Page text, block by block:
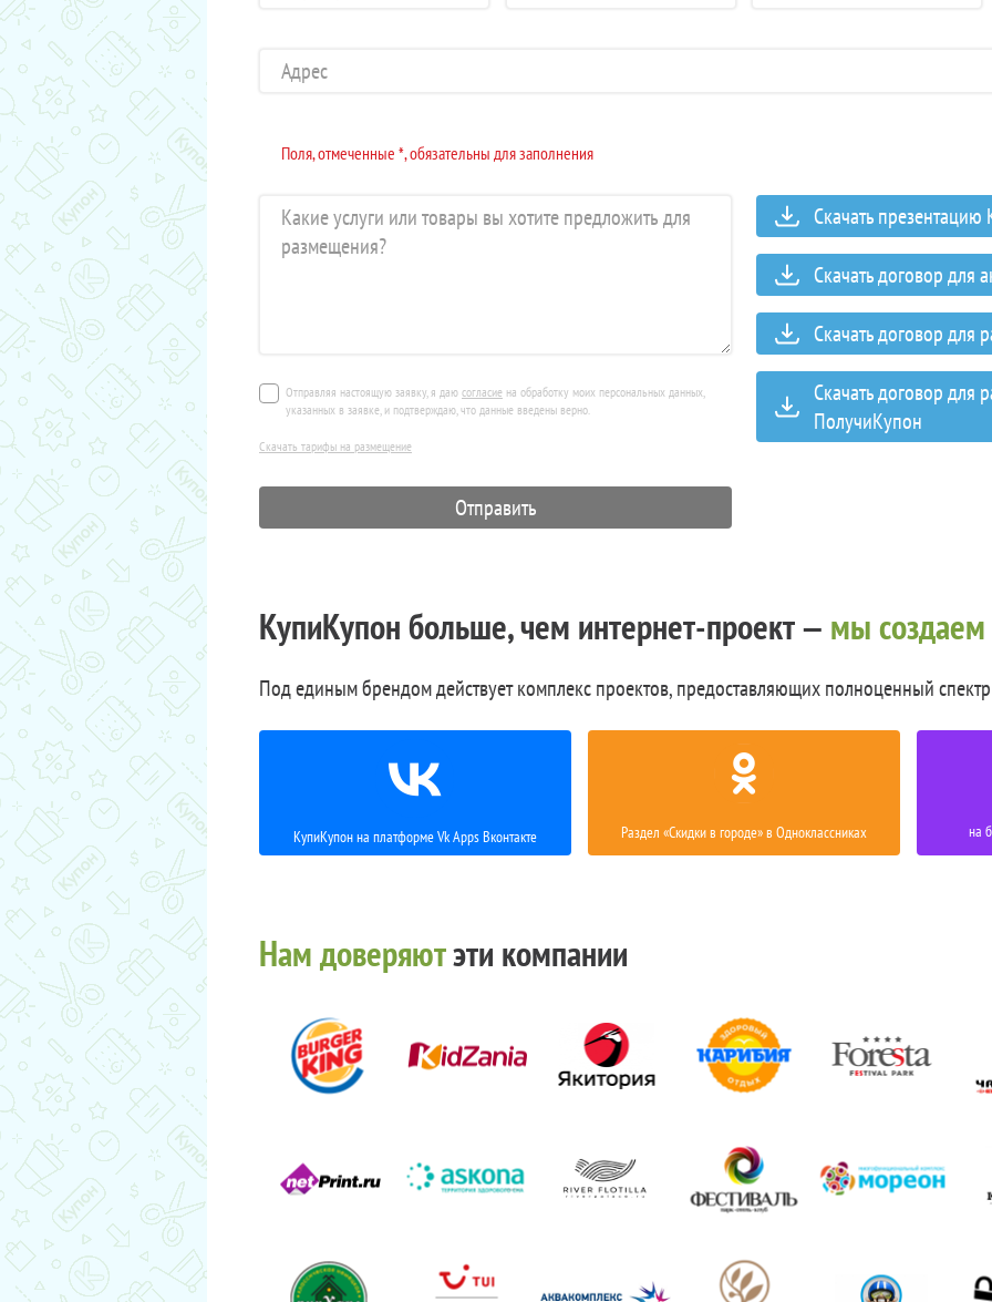
Поля, отмеченные *, обязательны для заполнения
Отправляя настоящую заявку, я даю согласие на обработку моих персональных данных,
указанных в заявке, и подтверждаю, что данные введены верно.
Скачать тарифы на размещение
Скачать
Скачать договор для
Скачать договор для
Скачать договор для
ПолучиКупон
КупиКупон больше, чем интернет-проект — мы
Под единым брендом действует комплекс проектов, предоставляющих полноценный спектр
КупиКупон на платформе Vk Apps Вконтакте Раздел «Скидки в городе» в Одноклассниках на
Нам доверяютэти компании